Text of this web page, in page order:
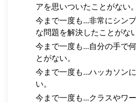
アを思いついたことがない。
今まで一度も...非常にシン
な問題を解決したことがない
今まで一度も...自分の手で
とがない。
今まで一度も...ハッカソン
い。
今まで一度も...クラスやワ